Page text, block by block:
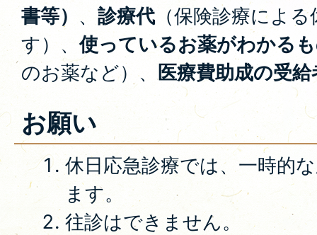
書等） 、 診療代（保険診療によ
す）、使っているお薬がわかる
のお薬など）、医療費助成の受給
お願い
休日応急診療では、一時的
ます。
往診はできません。